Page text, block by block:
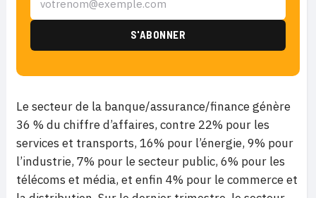
Le secteur de la banque/assurance/finance génère
36 % du chiffre d’affaires, contre 22% pour les
services et transports, 16% pour l’énergie, 9% pour
l’industrie, 7% pour le secteur public, 6% pour les
télécoms et média, et enfin 4% pour le commerce et